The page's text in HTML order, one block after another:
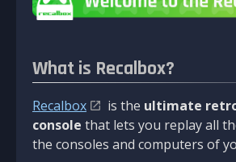
What is Recalbox?
Recalbox is the ultimate
console that lets you replay all
the consoles and computers of